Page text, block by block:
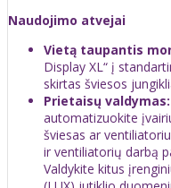
Naudojimo atvejai
Vietą taupantis
Display XL“ į
skirtas šviesos
Prietaisų valdymas:
automatizuokite
šviesas ar
ir ventiliatorių darbą
Valdykite kitus